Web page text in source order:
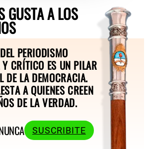
GUSTA A LOS
PERIODISMO
Y CRÍTICO ES UN PILAR
DE LA DEMOCRACIA.
A QUIENES CREEN
DE LA VERDAD.
SUSCRIBITE